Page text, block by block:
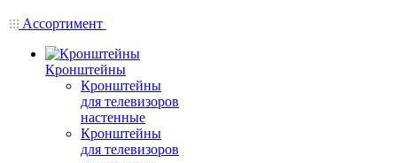
Ассортимент
Кронштейны
Кронштейны
для телевизоров
настенные
Кронштейны
для телевизоров